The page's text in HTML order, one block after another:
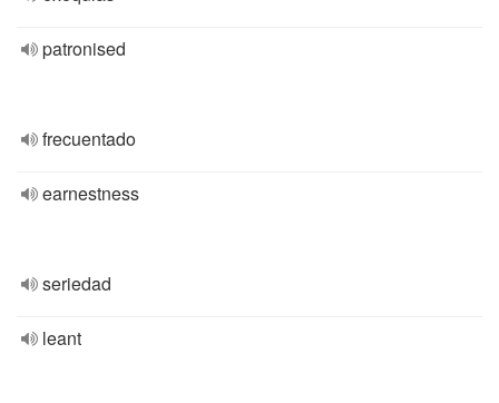
patronised
frecuentado
earnestness
seriedad
leant